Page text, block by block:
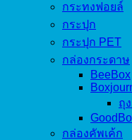
กระทงฟอยล์
กระปุก
กระปุก PET
กล่องกระดาษ
BeeBox
ถุ
กล่องคัพเค้ก